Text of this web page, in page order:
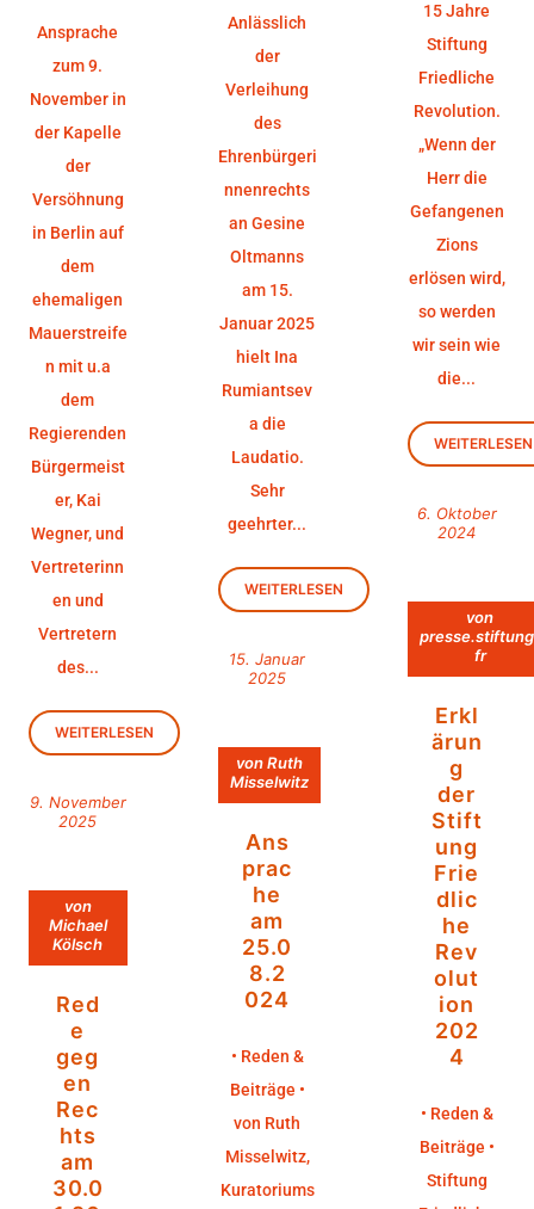
Ansprache
zum 9.
November in
der Kapelle
der
Versöhnung
in Berlin auf
dem
ehemaligen
Mauerstreife
n mit u.a
dem
Regierenden
Bürgermeist
er, Kai
Wegner, und
Vertreterinn
en und
Vertretern
des...
WEITERLESEN
9. November
2025
Anlässlich
der
Verleihung
des
Ehrenbürgeri
nnenrechts
an Gesine
Oltmanns
am 15.
Januar 2025
hielt Ina
Rumiantsev
a die
Laudatio.
Sehr
geehrter...
WEITERLESEN
15. Januar
2025
15 Jahre
Stiftung
Friedliche
Revolution.
„Wenn der
Herr die
Gefangenen
Zions
erlösen wird,
so werden
wir sein wie
die...
WEITERLESEN
6. Oktober
2024
von
fr
Erkl
ärun
g
der
Stift
ung
Frie
dlic
he
Rev
olut
ion
202
4
• Reden &
Beiträge •
Stiftung
vonRuth
Misselwitz
Ans
prac
he
am
25.0
8.2
024
• Reden &
Beiträge •
von Ruth
Misselwitz,
Kuratoriums
von
Michael
Kölsch
Red
e
geg
en
Rec
hts
am
30.0